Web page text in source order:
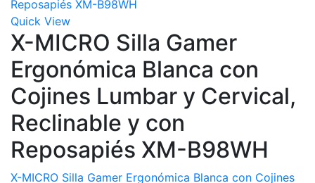
Quick View
X-MICRO Silla Gamer
Ergonómica Blanca con
Cojines Lumbar y Cervical,
Reclinable y con
Reposapiés XM-B98WH
X-MICRO Silla Gamer Ergonómica Blanca con Cojines